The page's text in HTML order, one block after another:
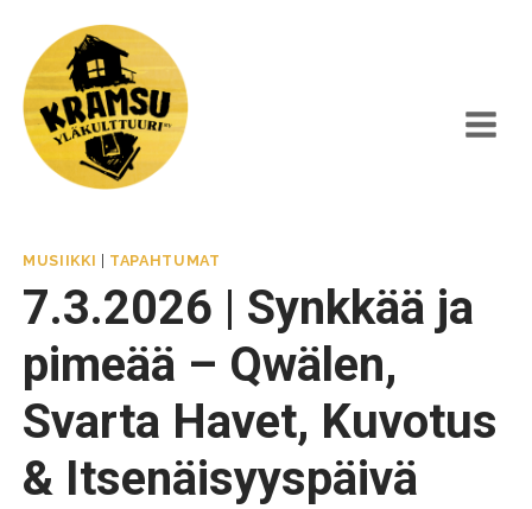
sisältöön
MUSIIKKI TAPAHTUMAT
7.3.2026 | Synkkää ja
pimeää – Qwälen,
Svarta Havet, Kuvotus
& Itsenäisyyspäivä